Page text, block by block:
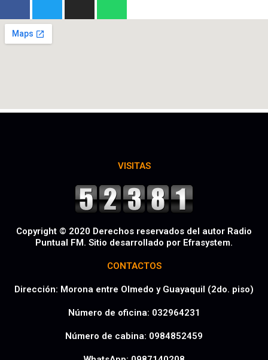
c
e
-
i
t
m
VISITAS
Copyright © 2020 Derechos reservados del autor Radio
Puntual FM. Sitio desarrollado por Efrasystem.​
CONTACTOS
Dirección: Morona entre Olmedo y Guayaquil (2do. piso)
Número de oficina: 032964231
Número de cabina: 0984852459